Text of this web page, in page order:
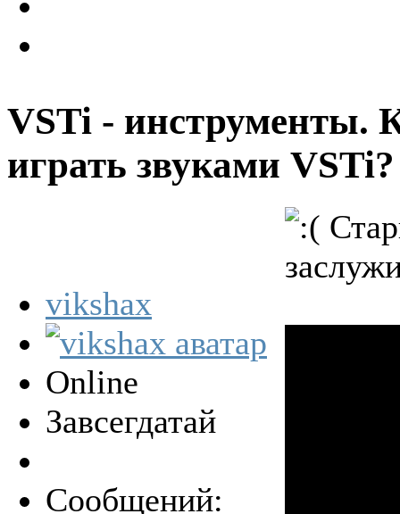
VSTi - инструменты.
играть звуками
vikshax
Online
Завсегдатай
Сообщений: